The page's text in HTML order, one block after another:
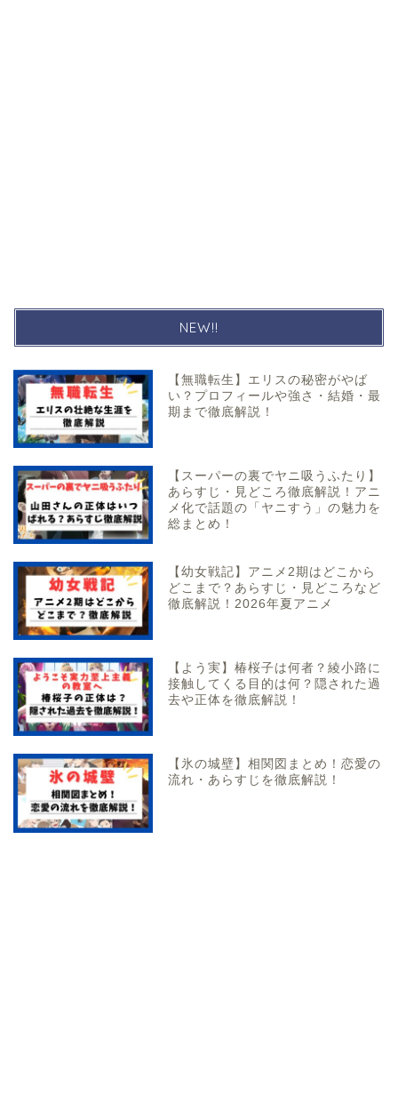
NEW!!
【無職転生】エリスの秘密がやば
い？プロフィールや強さ・結婚・最
期まで徹底解説！
【スーパーの裏でヤニ吸うふたり】
あらすじ・見どころ徹底解説！アニ
メ化で話題の「ヤニすう」の魅力を
総まとめ！
【幼女戦記】アニメ2期はどこから
どこまで？あらすじ・見どころなど
徹底解説！2026年夏アニメ
【よう実】椿桜子は何者？綾小路に
接触してくる目的は何？隠された過
去や正体を徹底解説！
【氷の城壁】相関図まとめ！恋愛の
流れ・あらすじを徹底解説！